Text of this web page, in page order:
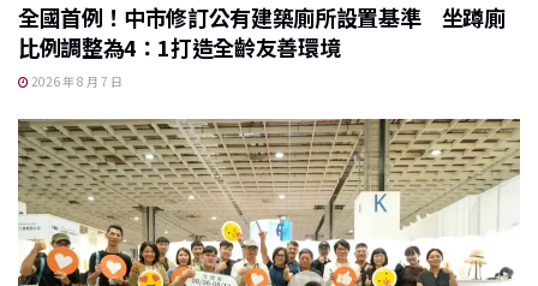
全國首例！中市修訂公有建築廁所設置基準 坐蹲廁
比例調整為4：1打造全齡友善環境
2026 年 8 月 7 日